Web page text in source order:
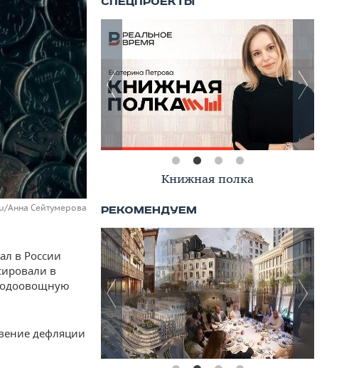
Анна Сейтумерова
в России
в
дефляции
Книжная полка